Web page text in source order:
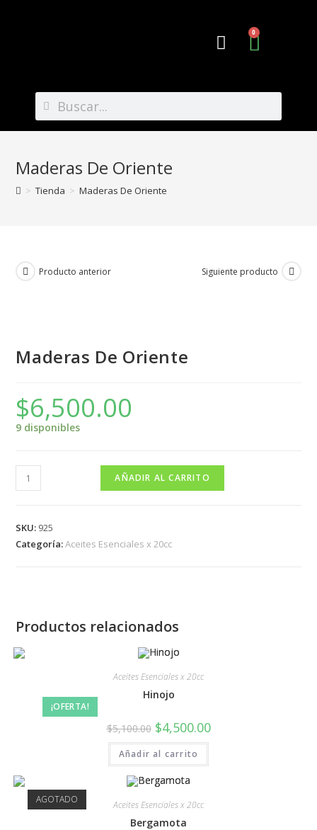
0
Maderas De Oriente
> Tienda > Maderas De Oriente
Producto anterior Siguiente producto
Maderas De Oriente
$6,500.00
9 disponibles
AÑADIR AL CARRITO
SKU: 925
Categoría:Aceites Esenciales x 20cc
Productos relacionados
¡OFERTA!
Aceites Esenciales x 20cc
Hinojo
$5,100.00 $4,500.00
Añadir al carrito
AGOTADO Aceites Esenciales x 20cc
Bergamota